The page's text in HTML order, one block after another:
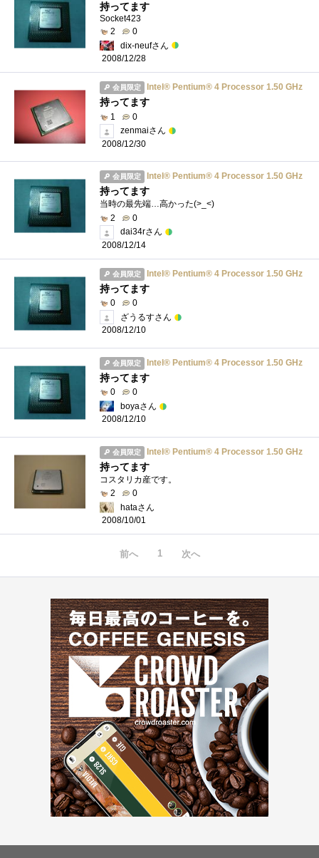
持ってます
Socket423
2
0
dix-neufさん
2008/12/28
会員限定 Intel® Pentium® 4 Processor 1.50 GHz
持ってます
1
0
zenmaiさん
2008/12/30
会員限定 Intel® Pentium® 4 Processor 1.50 GHz
持ってます
当時の最先端…高かった(>_<)
2
0
dai34rさん
2008/12/14
会員限定 Intel® Pentium® 4 Processor 1.50 GHz
持ってます
0
0
ざうるすさん
2008/12/10
会員限定 Intel® Pentium® 4 Processor 1.50 GHz
持ってます
0
0
boyaさん
2008/12/10
会員限定 Intel® Pentium® 4 Processor 1.50 GHz
持ってます
コスタリカ産です。
2
0
hataさん
2008/10/01
前へ 1 次へ